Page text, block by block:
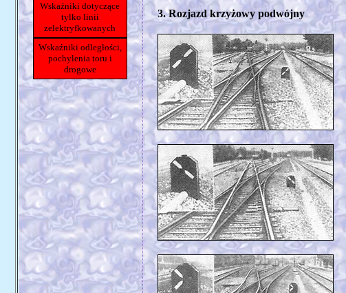
Wskaźniki dotyczące
tylko linii
zelektryfkowanych
Wskaźniki odległości,
pochylenia toru i
drogowe
3. Rozjazd krzyżowy podwójny